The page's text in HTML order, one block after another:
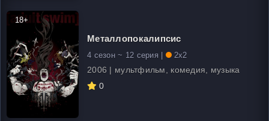
18+
Металлопокалипсис
4 сезон ~ 12 серия | 2x2
2006 | мультфильм, комедия, музыка
0